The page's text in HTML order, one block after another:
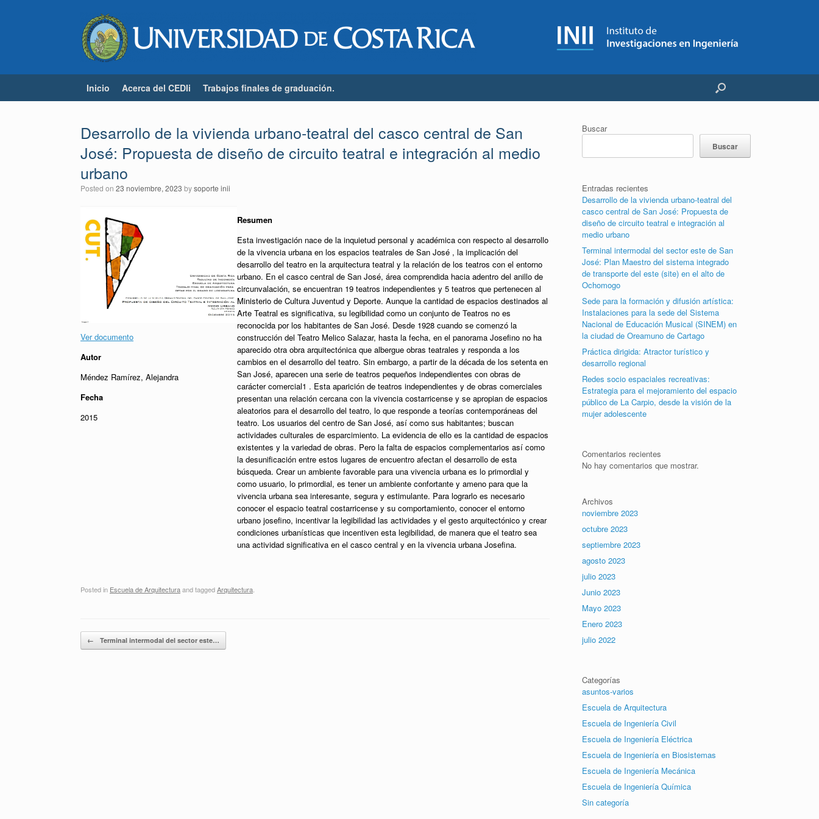
Inicio Acerca del CEDIi Trabajos finales de graduación.
Desarrollo de la vivienda urbano-teatral del casco central de San
José: Propuesta de diseño de circuito teatral e integración al medio
urbano
Posted on 23 noviembre, 2023 bysoporte inii
Ver documento
Autor
Méndez Ramírez, Alejandra
Fecha
2015
Resumen
Esta investigación nace de la inquietud personal y académica con respecto al desarrollo
de la vivencia urbana en los espacios teatrales de San José , la implicación del
desarrollo del teatro en la arquitectura teatral y la relación de los teatros con el entorno
urbano. En el casco central de San José, área comprendida hacia adentro del anillo de
circunvalación, se encuentran 19 teatros independientes y 5 teatros que pertenecen al
Ministerio de Cultura Juventud y Deporte. Aunque la cantidad de espacios destinados al
Arte Teatral es significativa, su legibilidad como un conjunto de Teatros no es
reconocida por los habitantes de San José. Desde 1928 cuando se comenzó la
construcción del Teatro Melico Salazar, hasta la fecha, en el panorama Josefino no ha
aparecido otra obra arquitectónica que albergue obras teatrales y responda a los
cambios en el desarrollo del teatro. Sin embargo, a partir de la década de los setenta en
San José, aparecen una serie de teatros pequeños independientes con obras de
carácter comercial1 . Esta aparición de teatros independientes y de obras comerciales
presentan una relación cercana con la vivencia costarricense y se apropian de espacios
aleatorios para el desarrollo del teatro, lo que responde a teorías contemporáneas del
teatro. Los usuarios del centro de San José, así como sus habitantes; buscan
actividades culturales de esparcimiento. La evidencia de ello es la cantidad de espacios
existentes y la variedad de obras. Pero la falta de espacios complementarios así como
la desunificación entre estos lugares de encuentro afectan el desarrollo de esta
búsqueda. Crear un ambiente favorable para una vivencia urbana es lo primordial y
como usuario, lo primordial, es tener un ambiente confortante y ameno para que la
vivencia urbana sea interesante, segura y estimulante. Para lograrlo es necesario
conocer el espacio teatral costarricense y su comportamiento, conocer el entorno
urbano josefino, incentivar la legibilidad las actividades y el gesto arquitectónico y crear
condiciones urbanísticas que incentiven esta legibilidad, de manera que el teatro sea
una actividad significativa en el casco central y en la vivencia urbana Josefina.
Posted in Escuela de Arquitecturaand taggedArquitectura
Post navigation
← Terminal intermodal del sector este…
Buscar
Buscar
Entradas recientes
Desarrollo de la vivienda urbano-teatral del
casco central de San José: Propuesta de
diseño de circuito teatral e integración al
medio urbano
Terminal intermodal del sector este de San
José: Plan Maestro del sistema integrado
de transporte del este (site) en el alto de
Ochomogo
Sede para la formación y difusión artística:
Instalaciones para la sede del Sistema
Nacional de Educación Musical (SINEM) en
la ciudad de Oreamuno de Cartago
Práctica dirigida: Atractor turístico y
desarrollo regional
Redes socio espaciales recreativas:
Estrategia para el mejoramiento del espacio
público de La Carpio, desde la visión de la
mujer adolescente
Comentarios recientes
No hay comentarios que mostrar.
Archivos
noviembre 2023
octubre 2023
septiembre 2023
agosto 2023
julio 2023
Junio 2023
Mayo 2023
Enero 2023
julio 2022
Categorías
asuntos-varios
Escuela de Arquitectura
Escuela de Ingeniería Civil
Escuela de Ingeniería Eléctrica
Escuela de Ingeniería en Biosistemas
Escuela de Ingeniería Mecánica
Escuela de Ingeniería Química
Sin categoría